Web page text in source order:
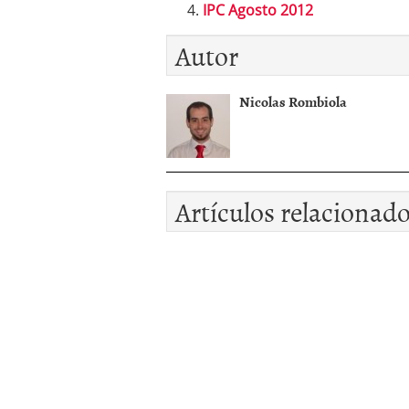
IPC Agosto 2012
Autor
Nicolas Rombiola
Artículos